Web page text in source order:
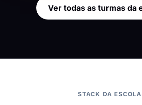
Ver todas as turmas da
STACK DA ESCOLA